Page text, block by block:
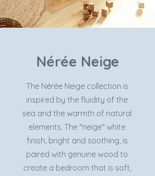
Nérée Neige
The Nérée Neige collection is
inspired by the fluidity of the
sea and the warmth of natural
elements. The "neige" white
finish, bright and soothing, is
paired with genuine wood to
create a bedroom that is soft,